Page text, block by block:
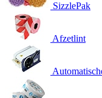
SizzlePak
Afzetlint